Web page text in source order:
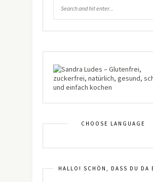
CHOOSE LANGUAGE
HALLO! SCHÖN, DASS DU DA